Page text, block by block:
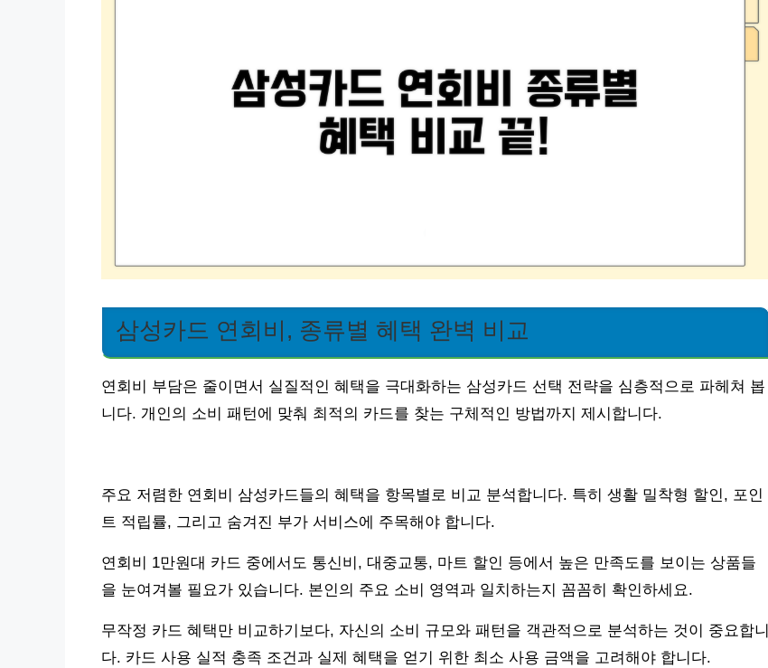
삼성카드 연회비, 종류별 혜택 완벽 비교
연회비 부담은 줄이면서 실질적인 혜택을 극대화하는 삼성카드 선택 전략을 심층적으로 파헤쳐 봅
니다. 개인의 소비 패턴에 맞춰 최적의 카드를 찾는 구체적인 방법까지 제시합니다.
주요 저렴한 연회비 삼성카드들의 혜택을 항목별로 비교 분석합니다. 특히 생활 밀착형 할인, 포인
트 적립률, 그리고 숨겨진 부가 서비스에 주목해야 합니다.
연회비 1만원대 카드 중에서도 통신비, 대중교통, 마트 할인 등에서 높은 만족도를 보이는 상품들
을 눈여겨볼 필요가 있습니다. 본인의 주요 소비 영역과 일치하는지 꼼꼼히 확인하세요.
무작정 카드 혜택만 비교하기보다, 자신의 소비 규모와 패턴을 객관적으로 분석하는 것이 중요합니
다. 카드 사용 실적 충족 조건과 실제 혜택을 얻기 위한 최소 사용 금액을 고려해야 합니다.